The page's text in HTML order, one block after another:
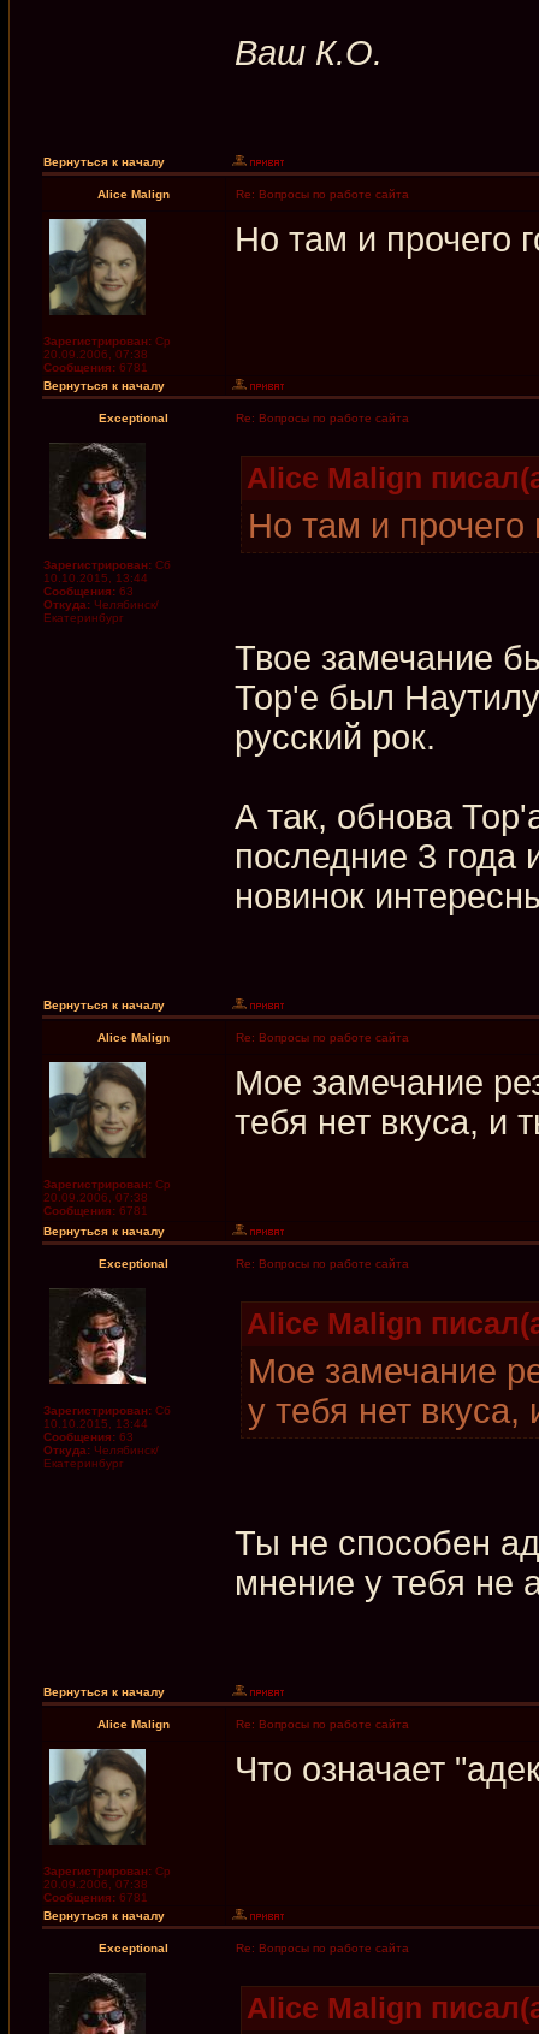
Ваш К.О.
Вернуться к началу
Alice Malign Re: Вопросы по работе сайта
Зарегистрирован: Ср
20.09.2006, 07:38
Сообщения: 6781
Но там и прочего
Вернуться к началу
Exceptional Re: Вопросы по работе сайта
Зарегистрирован: Сб
10.10.2015, 13:44
Сообщения: 63
Откуда: Челябинск/
Екатеринбург
Alice Malign
Но там и прочего
Твое замечание
Тор'е был
русский рок.
А так, обнова
последние 3 года
новинок
Вернуться к началу
Alice Malign Re: Вопросы по работе сайта
Зарегистрирован: Ср
20.09.2006, 07:38
Сообщения: 6781
Мое замечание
тебя нет вкуса, и
Вернуться к началу
Exceptional Re: Вопросы по работе сайта
Зарегистрирован: Сб
10.10.2015, 13:44
Сообщения: 63
Откуда: Челябинск/
Екатеринбург
Alice Malign
Мое замечание
у тебя нет
Ты не способен
мнение у тебя не
Вернуться к началу
Alice Malign Re: Вопросы по работе сайта
Зарегистрирован: Ср
20.09.2006, 07:38
Сообщения: 6781
Что означает
Вернуться к началу
Exceptional Re: Вопросы по работе сайта
Alice Malign